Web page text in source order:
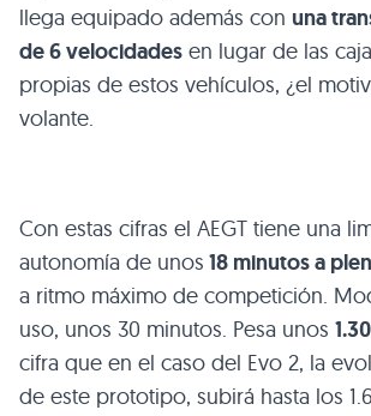
llega equipado además con una
de 6 velocidades en lugar de las
propias de estos vehículos, ¿el
volante.
Con estas cifras el AEGT tiene una
autonomía de unos 18 minutos a
a ritmo máximo de competición.
uso, unos 30 minutos. Pesa unos
cifra que en el caso del Evo 2, la
de este prototipo, subirá hasta los